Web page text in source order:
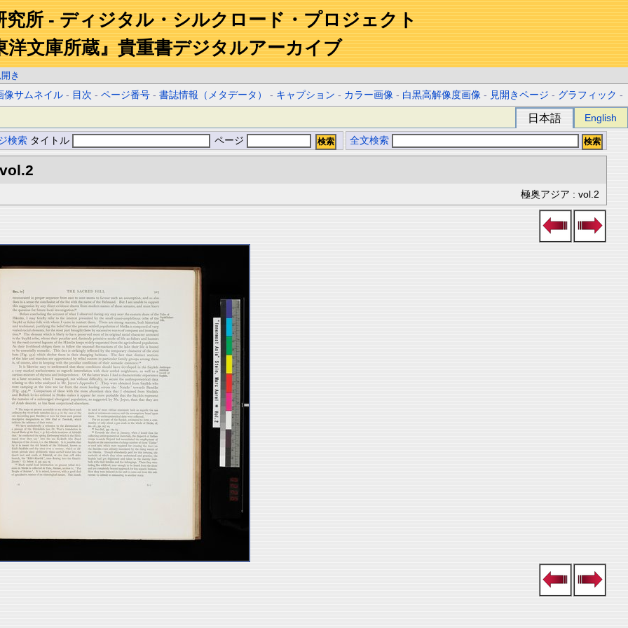
究所 - ディジタル・シルクロード・プロジェクト
洋文庫所蔵』貴重書デジタルアーカイブ
き
像サムネイル - 目次 -ページ番号 -書誌情報（メタデータ） - キャプション - カラー画像 - 白黒高解像度画像 - 見開きページ - グラフィック -
日本語 English
検索 タイトル ページ 全文検索
極奥アジア : vol.2